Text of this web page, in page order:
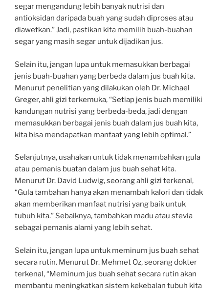
segar mengandung lebih banyak nutrisi dan
antioksidan daripada buah yang sudah diproses atau
diawetkan.” Jadi, pastikan kita memilih buah-buahan
segar yang masih segar untuk dijadikan jus.
Selain itu, jangan lupa untuk memasukkan berbagai
jenis buah-buahan yang berbeda dalam jus buah kita.
Menurut penelitian yang dilakukan oleh Dr. Michael
Greger, ahli gizi terkemuka, “Setiap jenis buah memiliki
kandungan nutrisi yang berbeda-beda, jadi dengan
memasukkan berbagai jenis buah dalam jus buah kita,
kita bisa mendapatkan manfaat yang lebih optimal.”
Selanjutnya, usahakan untuk tidak menambahkan gula
atau pemanis buatan dalam jus buah sehat kita.
Menurut Dr. David Ludwig, seorang ahli gizi terkenal,
“Gula tambahan hanya akan menambah kalori dan tidak
akan memberikan manfaat nutrisi yang baik untuk
tubuh kita.” Sebaiknya, tambahkan madu atau stevia
sebagai pemanis alami yang lebih sehat.
Selain itu, jangan lupa untuk meminum jus buah sehat
secara rutin. Menurut Dr. Mehmet Oz, seorang dokter
terkenal, “Meminum jus buah sehat secara rutin akan
membantu meningkatkan sistem kekebalan tubuh kita